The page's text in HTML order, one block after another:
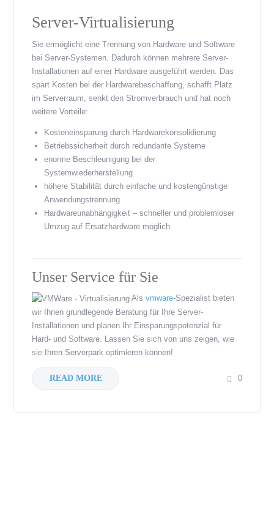
Server-Virtualisierung
Sie ermöglicht eine Trennung von Hardware und Software
bei Server-Systemen. Dadurch können mehrere Server-
Installationen auf einer Hardware ausgeführt werden. Das
spart Kosten bei der Hardwarebeschaffung, schafft Platz
im Serverraum, senkt den Stromverbrauch und hat noch
weitere Vorteile:
Kosteneinsparung durch Hardwarekonsolidierung
Betriebssicherheit durch redundante Systeme
enorme Beschleunigung bei der
Systemwiederherstellung
höhere Stabilität durch einfache und kostengünstige
Anwendungstrennung
Hardwareunabhängigkeit – schneller und problemloser
Umzug auf Ersatzhardware möglich
Unser Service für Sie
Alsvmware-Spezialist bieten
wir Ihnen grundlegende Beratung für Ihre Server-
Installationen und planen Ihr Einsparungspotenzial für
Hard- und Software. Lassen Sie sich von uns zeigen, wie
sie Ihren Serverpark optimieren können!
READ MORE 0